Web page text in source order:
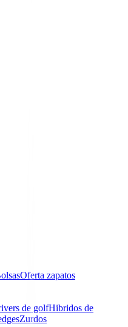
Oferta zapatos
de golfHibridos de
Zurdos